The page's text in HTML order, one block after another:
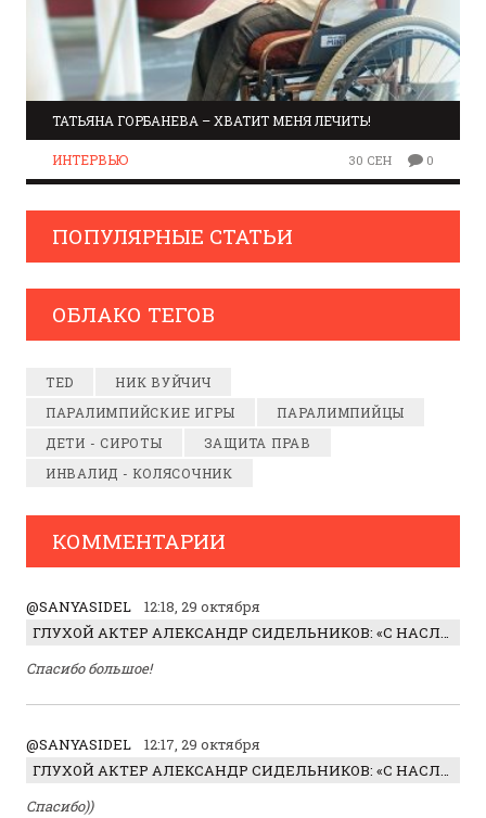
ТАТЬЯНА ГОРБАНЕВА – ХВАТИТ МЕНЯ ЛЕЧИТЬ!
ИНТЕРВЬЮ 30 СЕН 0
ПОПУЛЯРНЫЕ СТАТЬИ
ОБЛАКО ТЕГОВ
TED
НИК ВУЙЧИЧ
ПАРАЛИМПИЙСКИЕ ИГРЫ
ПАРАЛИМПИЙЦЫ
ДЕТИ - СИРОТЫ
ЗАЩИТА ПРАВ
ИНВАЛИД - КОЛЯСОЧНИК
КОММЕНТАРИИ
@SANYASIDEL
12:18, 29 октября
ГЛУХОЙ АКТЕР АЛЕКСАНДР СИДЕЛЬНИКОВ: «С НАСЛАЖДЕНИЕМ ИГРАЛ ОТРИЦАТЕЛЬНОГО ГЕРОЯ!»
Спасибо большое!
@SANYASIDEL
12:17, 29 октября
ГЛУХОЙ АКТЕР АЛЕКСАНДР СИДЕЛЬНИКОВ: «С НАСЛАЖДЕНИЕМ ИГРАЛ ОТРИЦАТЕЛЬНОГО ГЕРОЯ!»
Спасибо))